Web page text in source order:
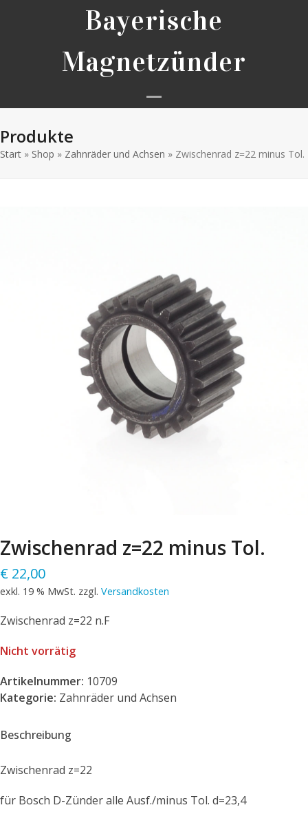
Bayerische
Magnetzünder
Open
menu
Close
menu
Produkte
Start » Shop » Zahnräder und Achsen » Zwischenrad z=22 minus Tol.
Zwischenrad z=22 minus Tol.
€ 22,00
exkl. 19 % MwSt. zzgl. Versandkosten
Zwischenrad z=22 n.F
Nicht vorrätig
Artikelnummer: 10709
Kategorie: Zahnräder und Achsen
Beschreibung
Zwischenrad z=22
für Bosch D-Zünder alle Ausf./minus Tol. d=23,4